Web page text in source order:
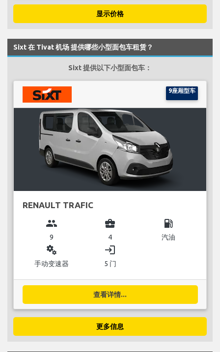
显示价格
Sixt 在 Tivat 机场 提供哪些小型面包车租赁？
Sixt 提供以下小型面包车：
9座厢型车
RENAULT TRAFIC
group
9
business_center
4
local_gas_station
汽油
miscellaneous_services
手动变速器
login
5 门
查看详情...
更多信息